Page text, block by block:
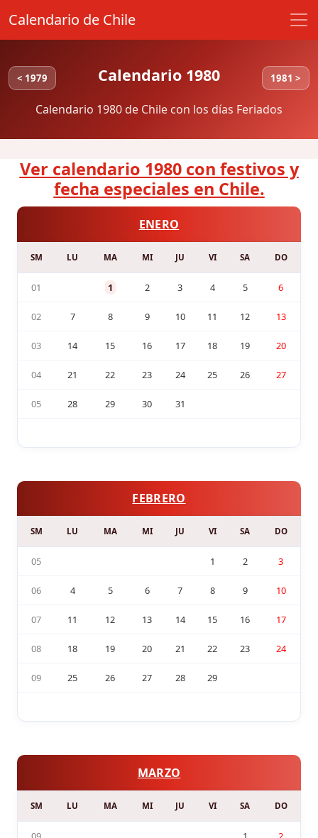
Calendario de Chile
< 1979 Calendario 1980 1981 >
Calendario 1980 de Chile con los días Feriados
Ver calendario 1980 con festivos y
fecha especiales en Chile.
ENERO
SM LU MA MI JU VI SA DO
01 1 2 3 4 5 6
02 7 8 9 10 11 12 13
03 14 15 16 17 18 19 20
04 21 22 23 24 25 26 27
05 28 29 30 31
FEBRERO
SM LU MA MI JU VI SA DO
05 1 2 3
06 4 5 6 7 8 9 10
07 11 12 13 14 15 16 17
08 18 19 20 21 22 23 24
09 25 26 27 28 29
MARZO
SM LU MA MI JU VI SA DO